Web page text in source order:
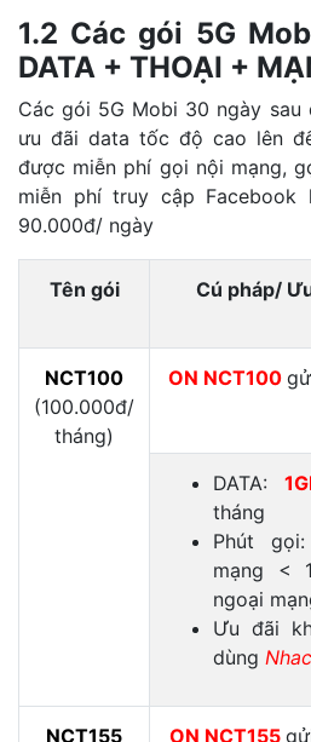
1.2 Các gói 5G
DATA + THOẠI +
Các gói 5G Mobi 30 ngày sau
ưu đãi data tốc độ cao lên
được miễn phí gọi nội mạng,
miễn phí truy cập
90.000đ/ ngày
Tên gói Cú pháp/
NCT100
(100.000đ/
tháng)
ON NCT100
DATA:
tháng
Phút
mạng <
ngoại
Ưu đãi
dùng
NCT155 ON NCT155